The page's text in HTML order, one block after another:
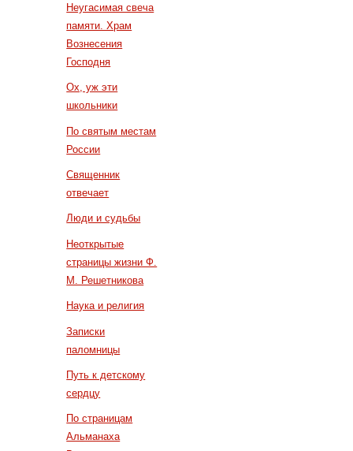
Неугасимая свеча
памяти. Храм
Вознесения
Господня
Ох, уж эти
школьники
По святым местам
России
Священник
отвечает
Люди и судьбы
Неоткрытые
страницы жизни Ф.
М. Решетникова
Наука и религия
Записки
паломницы
Путь к детскому
сердцу
По страницам
Альманаха